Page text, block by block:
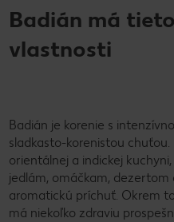
Badián má
vlastnosti
Badián je korenie s
sladkasto-korenistou chuťou.
orientálnej a indickej
jedlám, omáčkam, dezertom
aromatickú príchuť. Okrem
má niekoľko zdraviu